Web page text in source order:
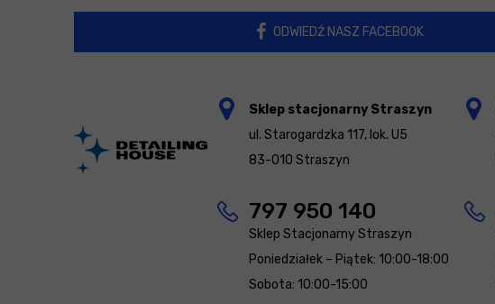
ODWIEDŹ NASZ FACEBOOK
Sklep stacjonarny Straszyn
ul. Starogardzka 117, lok. U5
83-010 Straszyn
797 950 140
Sklep Stacjonarny Straszyn
Poniedziałek – Piątek: 10:00-18:00
Sobota: 10:00-15:00